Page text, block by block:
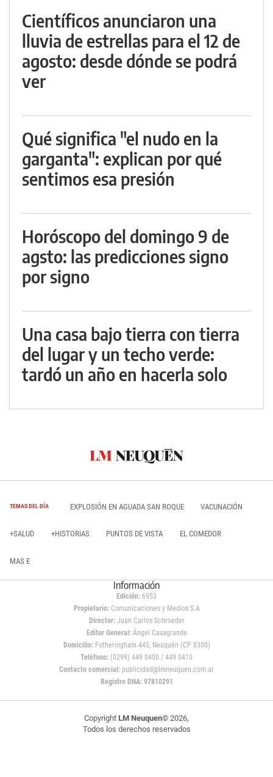
Científicos anunciaron una
lluvia de estrellas para el 12 de
agosto: desde dónde se podrá
ver
Qué significa "el nudo en la
garganta": explican por qué
sentimos esa presión
Horóscopo del domingo 9 de
agsto: las predicciones signo
por signo
Una casa bajo tierra con tierra
del lugar y un techo verde:
tardó un año en hacerla solo
TEMAS DEL DÍA EXPLOSIÓN EN AGUADA SAN ROQUE VACUNACIÓN
+SALUD +HISTORIAS PUNTOS DE VISTA EL COMEDOR
MAS E
Información
Edición: 6953
Propietario:Comunicaciones y Medios S.A
Director: Juan Carlos Schroeder
Editor General:Ángel Casagrande
Domicilio:Fotheringham 445, Neuquén (CP 8300)
Teléfono: (0299) 449 0400 / 449 0410
Contacto comercial: publicidad@lmneuquen.com.ar
Registro DNA: 97810291
Copyright LM Neuquen© 2026,
Todos los derechos reservados